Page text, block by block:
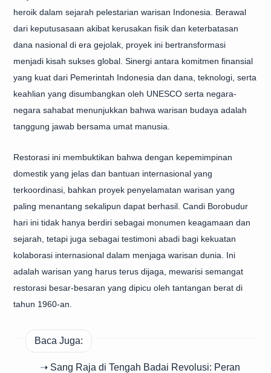
heroik dalam sejarah pelestarian warisan Indonesia. Berawal
dari keputusasaan akibat kerusakan fisik dan keterbatasan
dana nasional di era gejolak, proyek ini bertransformasi
menjadi kisah sukses global. Sinergi antara komitmen finansial
yang kuat dari Pemerintah Indonesia dan dana, teknologi, serta
keahlian yang disumbangkan oleh UNESCO serta negara-
negara sahabat menunjukkan bahwa warisan budaya adalah
tanggung jawab bersama umat manusia.
Restorasi ini membuktikan bahwa dengan kepemimpinan
domestik yang jelas dan bantuan internasional yang
terkoordinasi, bahkan proyek penyelamatan warisan yang
paling menantang sekalipun dapat berhasil. Candi Borobudur
hari ini tidak hanya berdiri sebagai monumen keagamaan dan
sejarah, tetapi juga sebagai testimoni abadi bagi kekuatan
kolaborasi internasional dalam menjaga warisan dunia. Ini
adalah warisan yang harus terus dijaga, mewarisi semangat
restorasi besar-besaran yang dipicu oleh tantangan berat di
tahun 1960-an.
Baca Juga:
➝ Sang Raja di Tengah Badai Revolusi: Peran